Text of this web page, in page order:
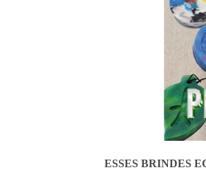
ESSES BRINDES